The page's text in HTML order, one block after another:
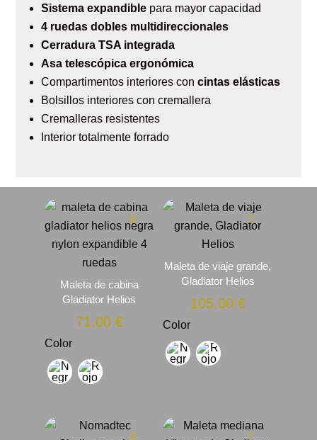
Sistema expandible para mayor capacidad
4 ruedas dobles multidireccionales
Cerradura TSA integrada
Asa telescópica ergonómica
Compartimentos interiores concintas elásticas
Bolsillos interiores con cremallera
Cremalleras resistentes
Interior totalmente forrado
Maleta de cabina
Gladiator Helios
71.00 €
Color
Maleta de viaje grande,
Gladiator Helios
105.00 €
Color